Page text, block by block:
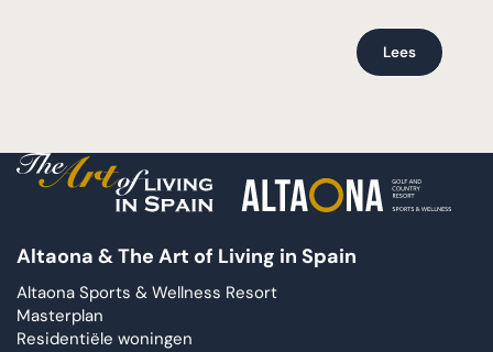
Lees
Altaona & The Art of Living in Spain
Altaona Sports & Wellness Resort
Masterplan
Residentiële woningen